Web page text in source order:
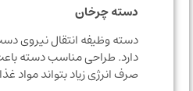
دسته چرخان
دسته وظیفه انتقال نیروی دست به
دارد. طراحی مناسب دسته باعث
صرف انرژی زیاد بتواند مواد غذایی